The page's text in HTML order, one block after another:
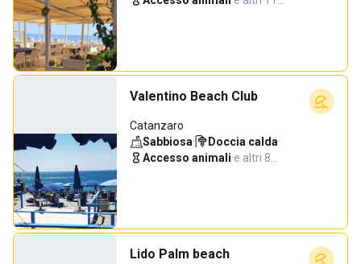
Valentino Beach Club
Catanzaro
Sabbiosa· Doccia calda·
Accesso animali·e altri 8…
Lido Palm beach